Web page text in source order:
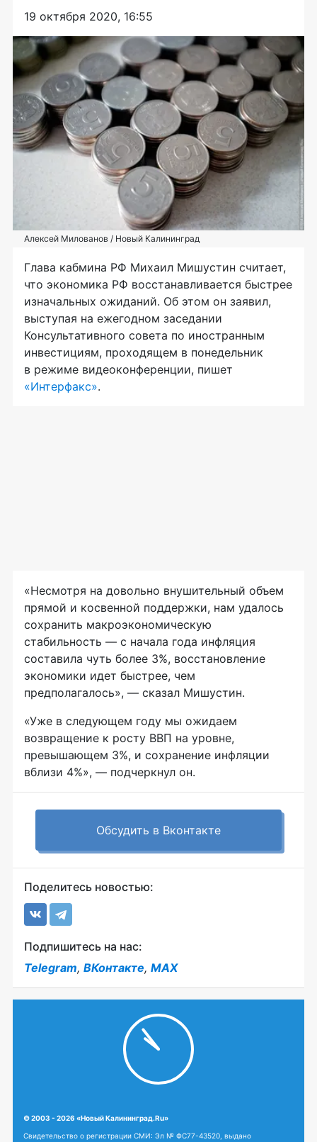
19 октября 2020, 16:55
Алексей Милованов / Новый Калининград
Глава кабмина РФ Михаил Мишустин считает,
что экономика РФ восстанавливается быстрее
изначальных ожиданий. Об этом он заявил,
выступая на ежегодном заседании
Консультативного совета по иностранным
инвестициям, проходящем в понедельник
в режиме видеоконференции, пишет
«Интерфакс».
«Несмотря на довольно внушительный объем
прямой и косвенной поддержки, нам удалось
сохранить макроэкономическую
стабильность — с начала года инфляция
составила чуть более 3%, восстановление
экономики идет быстрее, чем
предполагалось», — сказал Мишустин.
«Уже в следующем году мы ожидаем
возвращение к росту ВВП на уровне,
превышающем 3%, и сохранение инфляции
вблизи 4%», — подчеркнул он.
Обсудить в Вконтакте
Поделитесь новостью:
Подпишитесь на нас:
Telegram, ВКонтакте, MAX
© 2003 - 2026 «Новый Калининград.Ru»
Свидетельство о регистрации СМИ: Эл № ФС77-43520, выдано
Федеральной службой по надзору в сфере связи, информационных
технологий и массовых коммуникаций (Роскомнадзор) 17 января 2011 г.
Данный сайт не предназначен для просмотра лицам младше 18 лет.
копирование материалов или
подборки материалов сайта,
Учредитель: ЗАО "Твик Маркетинг"